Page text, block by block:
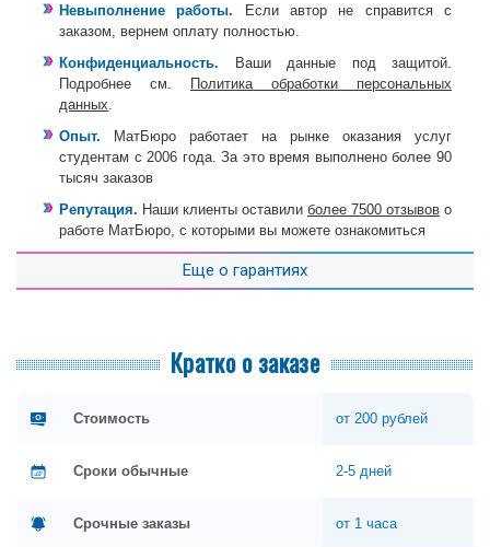
Невыполнение работы. Если автор не справится с
заказом, вернем оплату полностью.
Конфиденциальность. Ваши данные под защитой.
Подробнее см.
Политика обработки персональных
данных
Опыт. МатБюро работает на рынке оказания услуг
студентам с 2006 года. За это время выполнено более 90
тысяч заказов
Репутация. Наши клиенты оставили более 7500 отзывов о
работе МатБюро, с которыми вы можете ознакомиться
Еще о гарантиях
Кратко о заказе
Стоимость от 200 рублей
Сроки обычные 2-5 дней
Срочные заказы от 1 часа